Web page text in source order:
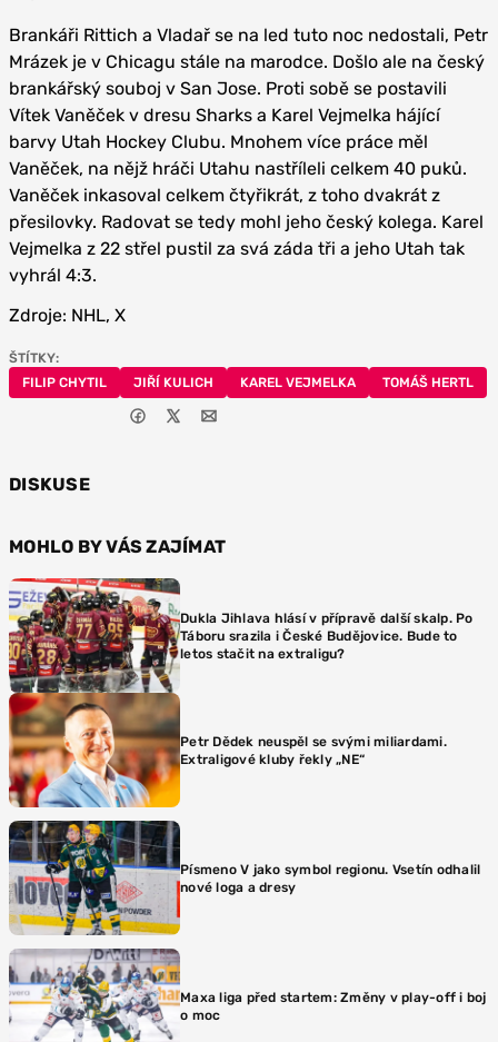
Brankáři Rittich a Vladař se na led tuto noc nedostali, Petr
Mrázek je v Chicagu stále na marodce. Došlo ale na český
brankářský souboj v San Jose. Proti sobě se postavili
Vítek Vaněček v dresu Sharks a Karel Vejmelka hájící
barvy Utah Hockey Clubu. Mnohem více práce měl
Vaněček, na nějž hráči Utahu nastříleli celkem 40 puků.
Vaněček inkasoval celkem čtyřikrát, z toho dvakrát z
přesilovky. Radovat se tedy mohl jeho český kolega. Karel
Vejmelka z 22 střel pustil za svá záda tři a jeho Utah tak
vyhrál 4:3.
Zdroje: NHL, X
ŠTÍTKY:
FILIP CHYTIL
JIŘÍ KULICH KAREL VEJMELKA TOMÁŠ HERTL
DISKUSE
MOHLO BY VÁS ZAJÍMAT
Dukla Jihlava hlásí v přípravě další skalp. Po
Táboru srazila i České Budějovice. Bude to
letos stačit na extraligu?
Petr Dědek neuspěl se svými miliardami.
Extraligové kluby řekly „NE“
Písmeno V jako symbol regionu. Vsetín odhalil
nové loga a dresy
Maxa liga před startem: Změny v play-off i boj
o moc